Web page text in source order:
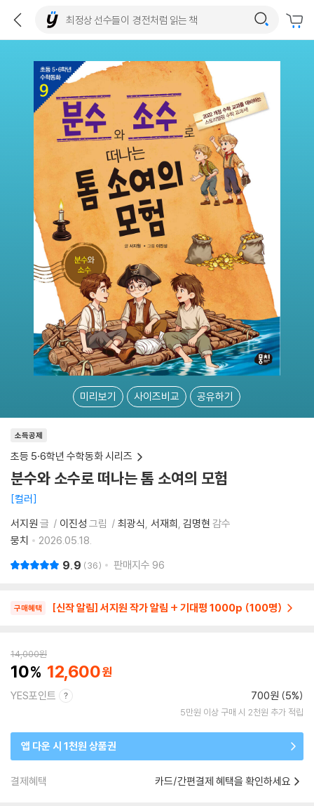
미리보기 사이즈비교 공유하기
소득공제
초등 5·6학년 수학동화 시리즈
분수와 소수로 떠나는 톰 소여의 모험
컬러
서지원 글 이진성 그림 최광식 서재희 김명현 감수
뭉치
2026.05.18.
9.9 36 판매지수 96
구매혜택 [신작 알림] 서지원 작가 알림 + 기대평 1000p (100명)
14,000원
10 12,600
YES포인트 700원 (5%)
5만원 이상 구매 시 2천원 추가 적립
앱 다운 시 1천원 상품권
결제혜택 카드/간편결제 혜택을 확인하세요